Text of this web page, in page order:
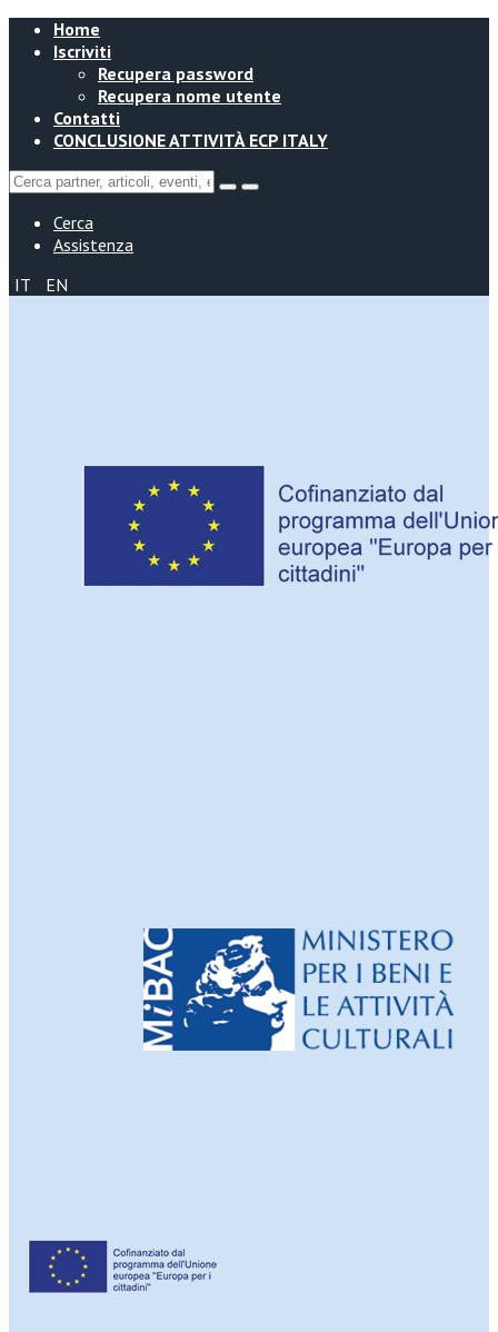
Home
Iscriviti
Recupera password
Recupera nome utente
Contatti
CONCLUSIONE ATTIVITÀ ECP ITALY
Cerca
Assistenza
IT
EN